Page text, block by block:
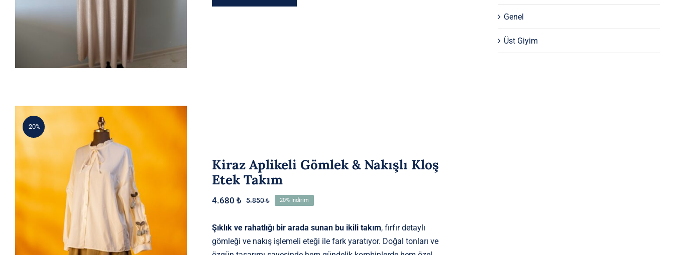
-20%
Kiraz Aplikeli Gömlek & Nakışlı
Kloş Etek Takım
Kiraz Aplikeli Gömlek & Nakışlı Kloş
Etek Takım
5.850₺Orijinal
5.850 ₺.
4.680 ₺
Şu
fiyat:
4.680 ₺.
20% İndirim
Şıklık ve rahatlığı bir arada sunan bu ikili takım, fırfır detaylı
gömleği ve nakış işlemeli eteği ile fark yaratıyor. Doğal tonları ve
Genel
Üst Giyim